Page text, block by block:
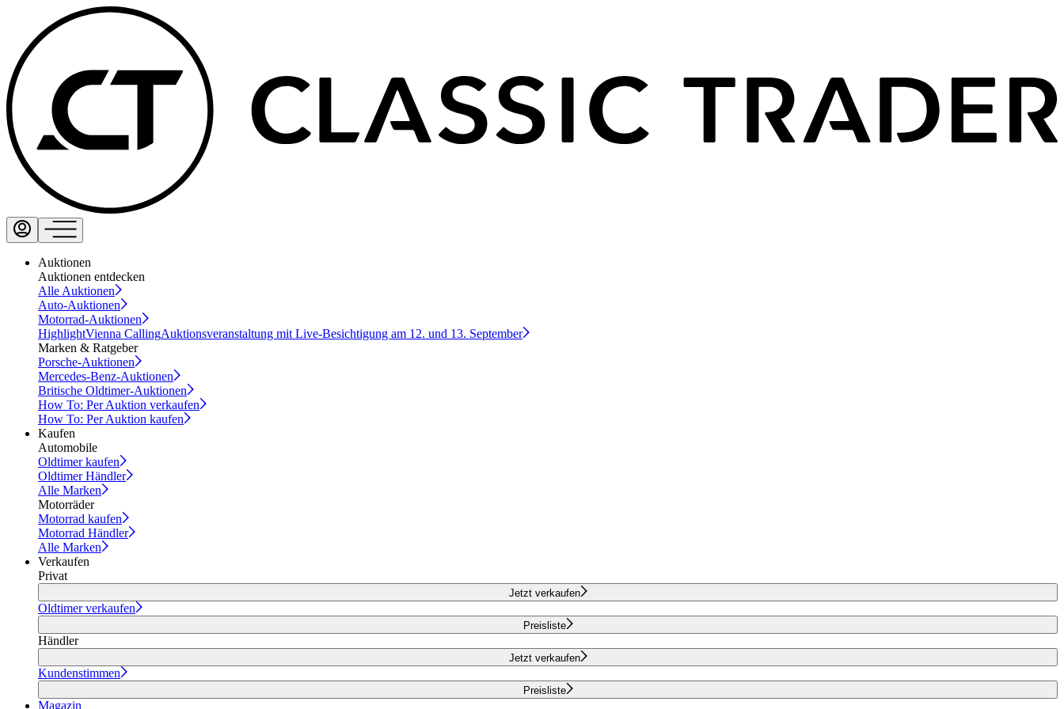
Auktionen
Auktionen entdecken
Alle Auktionen
Auto-Auktionen
Motorrad-Auktionen
HighlightVienna CallingAuktionsveranstaltung mit Live-Besichtigung am 12. und 13. September
Marken & Ratgeber
Porsche-Auktionen
Mercedes-Benz-Auktionen
Britische Oldtimer-Auktionen
How To: Per Auktion verkaufen
How To: Per Auktion kaufen
Kaufen
Automobile
Oldtimer kaufen
Oldtimer Händler
Alle Marken
Motorräder
Motorrad kaufen
Motorrad Händler
Alle Marken
Verkaufen
Privat
Jetzt verkaufen
Oldtimer verkaufen
Preisliste
Händler
Jetzt verkaufen
Kundenstimmen
Preisliste
Magazin